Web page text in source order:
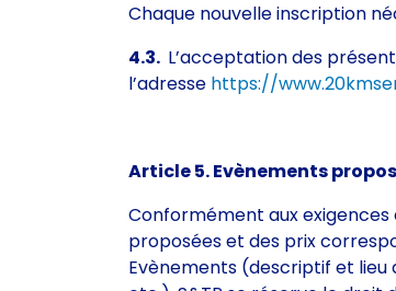
Chaque nouvelle inscription
4.3. L’acceptation des
l’adresse https://
Article 5. Evènements
Conformément aux exigences
proposées et des prix
Evènements (descriptif et lieu